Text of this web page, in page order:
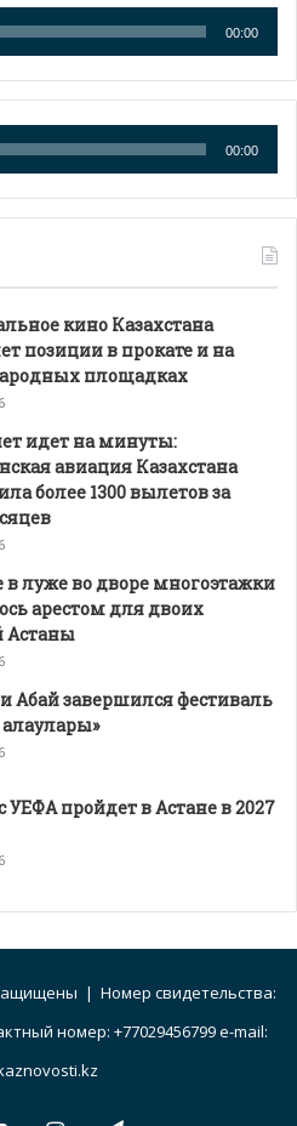
00:00
00:00
кино Казахстана
позиции в прокате и на
площадках
идет на минуты:
авиация Казахстана
более 1300 вылетов за
в луже во дворе многоэтажки
арестом для двоих
Астаны
Абай завершился фестиваль
УЕФА пройдет в Астане в 2027
| Номер свидетельства:
номер: +77029456799 e-mail: